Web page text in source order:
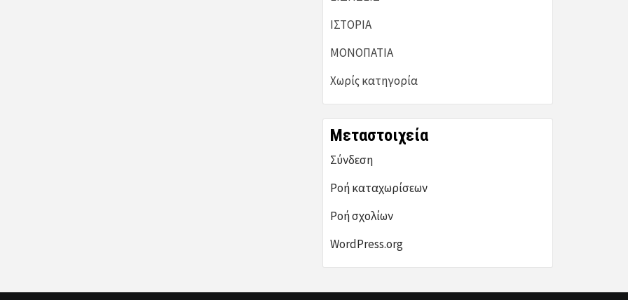
ΙΣΤΟΡΙΑ
ΜΟΝΟΠΑΤΙΑ
Χωρίς κατηγορία
Μεταστοιχεία
Σύνδεση
Ροή καταχωρίσεων
Ροή σχολίων
WordPress.org